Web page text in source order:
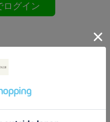
ログイン
おくと便利にお買い物ができる